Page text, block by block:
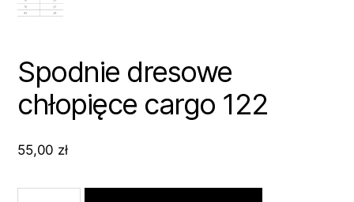
Spodnie dresowe
chłopięce cargo 122
55,00 zł